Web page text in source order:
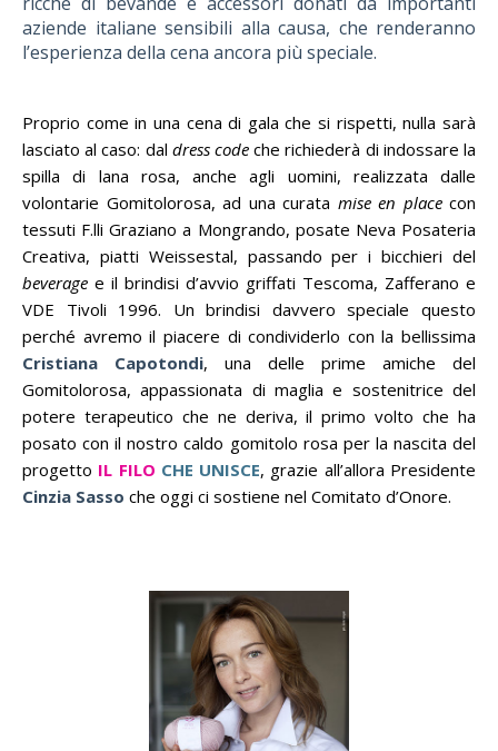
aziende italiane sensibili alla causa, che renderanno
l’esperienza della cena ancora più speciale.
Proprio come in una cena di gala che si rispetti, nulla sarà
lasciato al caso: dal dress code che richiederà di indossare la
spilla di lana rosa, anche agli uomini, realizzata dalle
volontarie Gomitolorosa, ad una curata mise en placecon
tessuti F.lli Graziano a Mongrando, posate Neva Posateria
Creativa, piatti Weissestal, passando per i bicchieri del
beverage e il brindisi d’avvio griffati Tescoma, Zafferano e
VDE Tivoli 1996. Un brindisi davvero speciale questo
perché avremo il piacere di condividerlo con la bellissima
Cristiana Capotondi, una delle prime amiche del
Gomitolorosa, appassionata di maglia e sostenitrice del
potere terapeutico che ne deriva, il primo volto che ha
posato con il nostro caldo gomitolo rosa per la nascita del
progetto IL FILO CHE UNISCE, grazie all’allora Presidente
Cinzia Sasso che oggi ci sostiene nel Comitato d’Onore.